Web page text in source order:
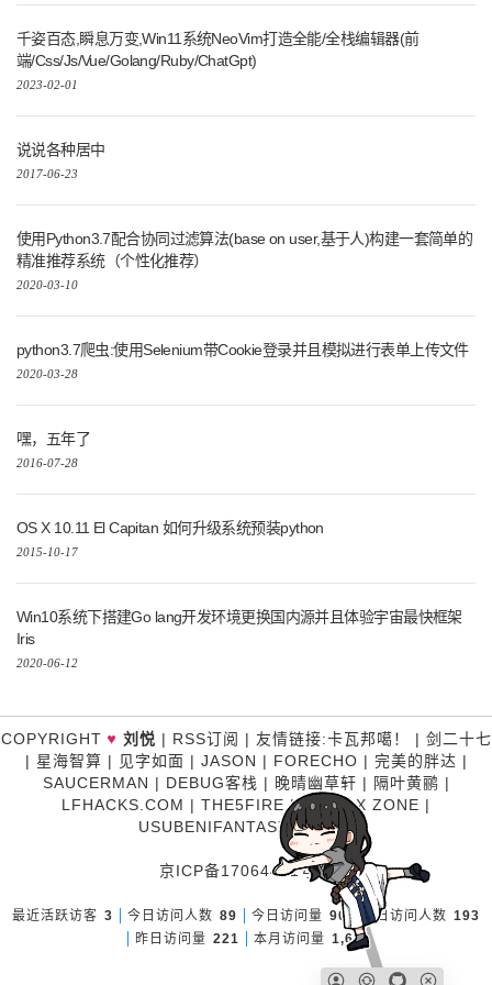
千姿百态,瞬息万变,Win11系统NeoVim打造全能/全栈编辑器(前
端/Css/Js/Vue/Golang/Ruby/ChatGpt)
2023-02-01
说说各种居中
2017-06-23
使用Python3.7配合协同过滤算法(base on user,基于人)构建一套简单的
精准推荐系统（个性化推荐）
2020-03-10
python3.7爬虫:使用Selenium带Cookie登录并且模拟进行表单上传文件
2020-03-28
嘿，五年了
2016-07-28
OS X 10.11 El Capitan 如何升级系统预装python
2015-10-17
Win10系统下搭建Go lang开发环境更换国内源并且体验宇宙最快框架
Iris
2020-06-12
COPYRIGHT ♥ 刘悦 | RSS订阅 | 友情链接:卡瓦邦噶！ | 剑二十七
| 星海智算 | 见字如面 | JASON | FORECHO | 完美的胖达 |
SAUCERMAN | DEBUG客栈 | 晚晴幽草轩 | 隔叶黄鹂 |
LFHACKS.COM | THE5FIRE|P3TERX ZONE |
USUBENIFANTASY|糊涂说
京ICP备17064481号-1
最近活跃访客 3 今日访问人数 89 今日访问量 90 昨日访问人数 193
昨日访问量 221 本月访问量 1,631